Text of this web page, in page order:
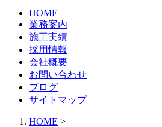
HOME
業務案内
施工実績
採用情報
会社概要
お問い合わせ
ブログ
サイトマップ
HOME >